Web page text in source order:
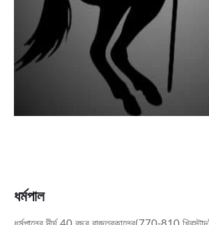
ধর্মপাল